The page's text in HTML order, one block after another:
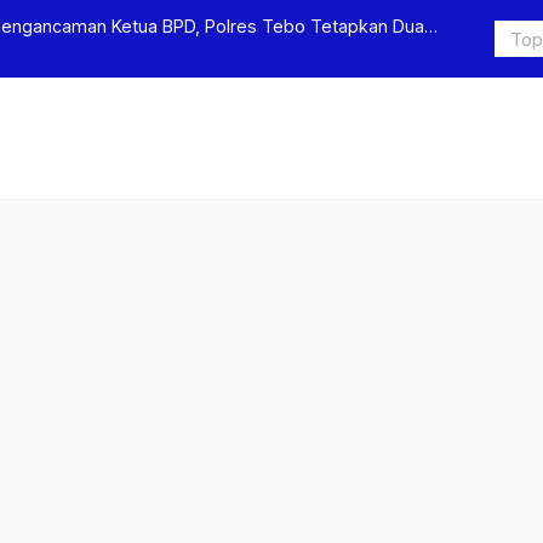
Ketua BPD, Polres Tebo Tetapkan Dua
Polres